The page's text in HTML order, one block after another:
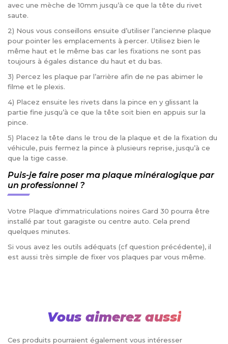
avec une mèche de 10mm jusqu’à ce que la tête du rivet
saute.
2) Nous vous conseillons ensuite d’utiliser l’ancienne plaque
pour pointer les emplacements à percer. Utilisez bien le
même haut et le même bas car les fixations ne sont pas
toujours à égales distance du haut et du bas.
3) Percez les plaque par l’arrière afin de ne pas abimer le
filme et le plexis.
4) Placez ensuite les rivets dans la pince en y glissant la
partie fine jusqu’à ce que la tête soit bien en appuis sur la
pince.
5) Placez la tête dans le trou de la plaque et de la fixation du
véhicule, puis fermez la pince à plusieurs reprise, jusqu’à ce
que la tige casse.
Puis-je faire poser ma plaque minéralogique par
un professionnel ?
Votre Plaque d'immatriculations noires Gard 30 pourra être
installé par tout garagiste ou centre auto. Cela prend
quelques minutes.
Si vous avez les outils adéquats (cf question précédente), il
est aussi très simple de fixer vos plaques par vous même.
Vous aimerez aussi
Ces produits pourraient également vous intéresser